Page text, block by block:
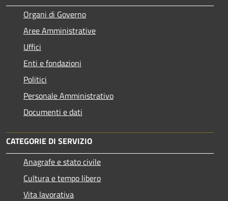
Organi di Governo
Aree Amministrative
Uffici
Enti e fondazioni
Politici
Personale Amministrativo
Documenti e dati
CATEGORIE DI SERVIZIO
Anagrafe e stato civile
Cultura e tempo libero
Vita lavorativa